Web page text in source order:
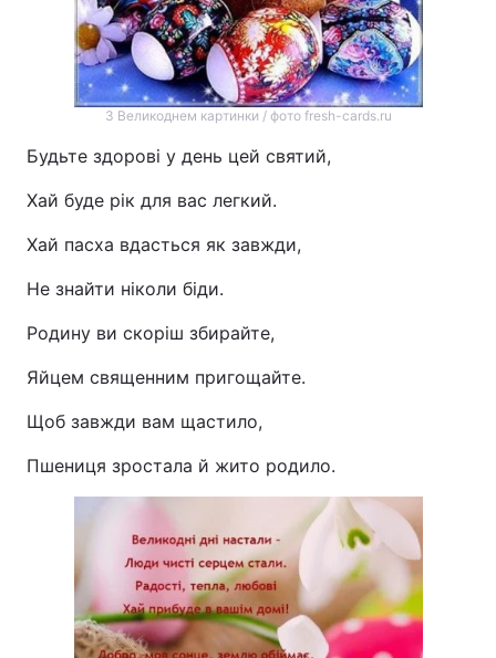
З Великоднем картинки / фото fresh-cards.ru
Будьте здорові у день цей святий,
Хай буде рік для вас легкий.
Хай пасха вдасться як завжди,
Не знайти ніколи біди.
Родину ви скоріш збирайте,
Яйцем священним пригощайте.
Щоб завжди вам щастило,
Пшениця зростала й жито родило.